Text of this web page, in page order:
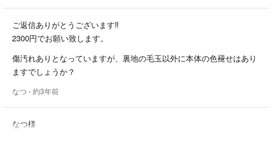
ご返信ありがとうございます‼︎
2300円でお願い致します。
傷汚れありとなっていますが、裏地の毛玉以外に本体の色褪せはあり
ますでしょうか？
なつ - 約3年前
なつ様